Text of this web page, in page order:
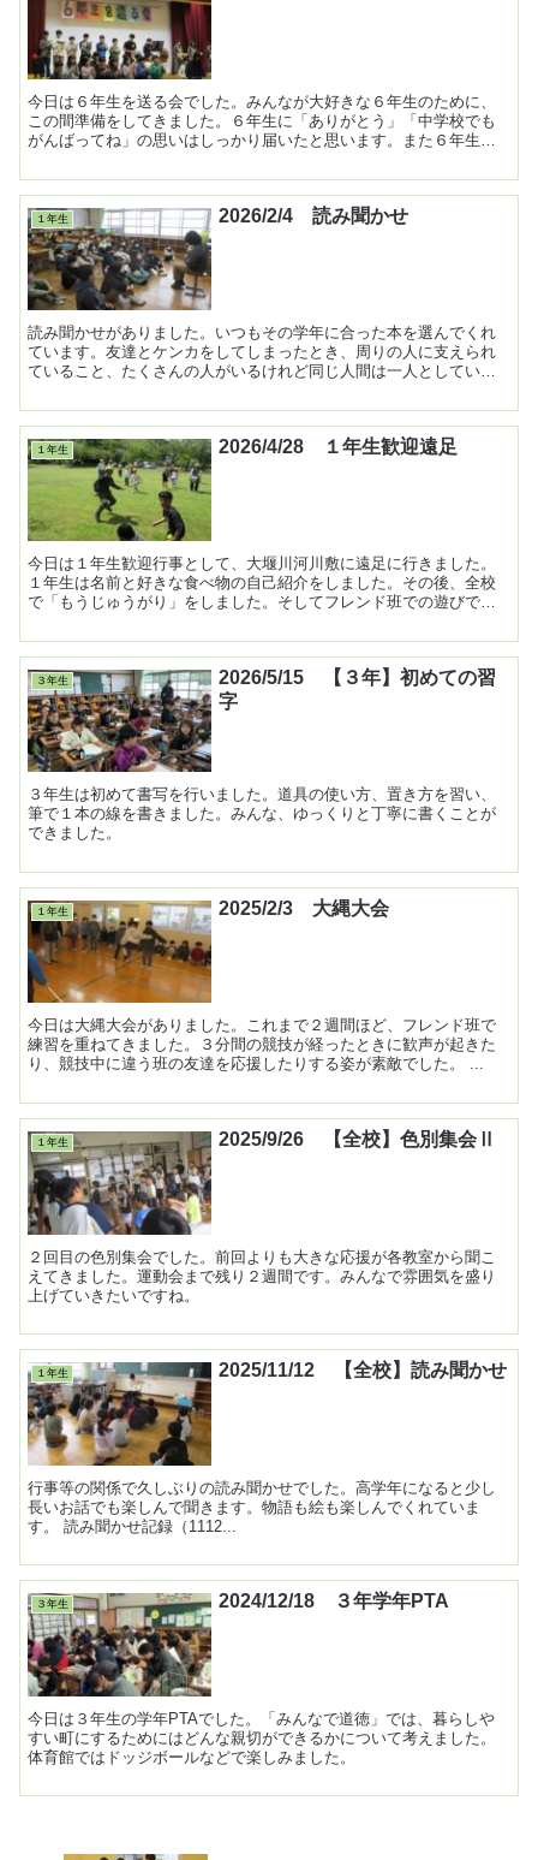
今日は６年生を送る会でした。みんなが大好きな６年生のために、
この間準備をしてきました。６年生に「ありがとう」「中学校でも
がんばってね」の思いはしっかり届いたと思います。また６年生か
１年生 2026/2/4 読み聞かせ
読み聞かせがありました。いつもその学年に合った本を選んでくれ
ています。友達とケンカをしてしまったとき、周りの人に支えられ
ていること、たくさんの人がいるけれど同じ人間は一人としていな
１年生 2026/4/28 １年生歓迎遠足
今日は１年生歓迎行事として、大堰川河川敷に遠足に行きました。
１年生は名前と好きな食べ物の自己紹介をしました。その後、全校
で「もうじゅうがり」をしました。そしてフレンド班での遊びで
上...
３年生
2026/5/15 【３年】初めての習
字
３年生は初めて書写を行いました。道具の使い方、置き方を習い、
筆で１本の線を書きました。みんな、ゆっくりと丁寧に書くことが
できました。
１年生 2025/2/3 大縄大会
今日は大縄大会がありました。これまで２週間ほど、フレンド班で
練習を重ねてきました。３分間の競技が経ったときに歓声が起きた
り、競技中に違う班の友達を応援したりする姿が素敵でした。 ...
１年生 2025/9/26 【全校】色別集会Ⅱ
２回目の色別集会でした。前回よりも大きな応援が各教室から聞こ
えてきました。運動会まで残り２週間です。みんなで雰囲気を盛り
上げていきたいですね。
１年生 2025/11/12 【全校】読み聞かせ
行事等の関係で久しぶりの読み聞かせでした。高学年になると少し
長いお話でも楽しんで聞きます。物語も絵も楽しんでくれていま
す。 読み聞かせ記録（1112...
３年生 2024/12/18 ３年学年PTA
今日は３年生の学年PTAでした。「みんなで道徳」では、暮らしや
すい町にするためにはどんな親切ができるかについて考えました。
体育館ではドッジボールなどで楽しみました。